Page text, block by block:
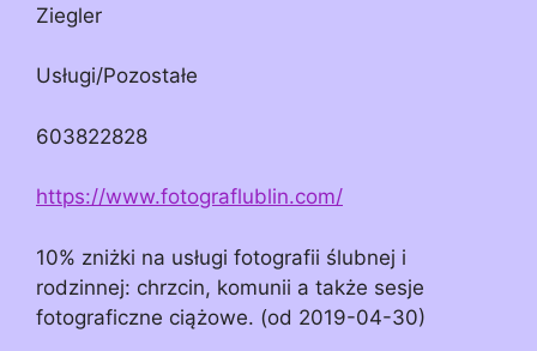
Ziegler
Usługi/Pozostałe
603822828
https://www.fotograflublin.com/
10% zniżki na usługi fotografii ślubnej i
rodzinnej: chrzcin, komunii a także sesje
fotograficzne ciążowe. (od 2019-04-30)